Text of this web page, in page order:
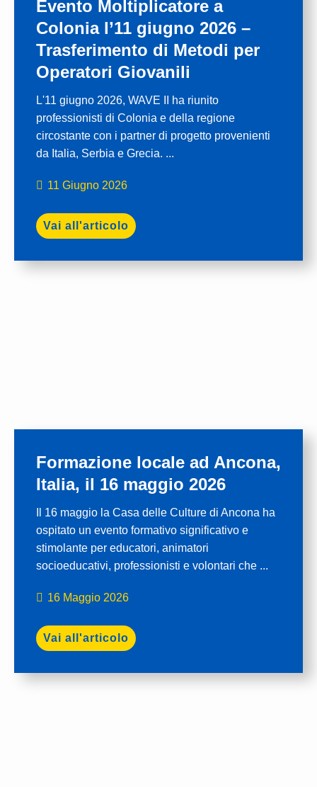
Evento Moltiplicatore a
Colonia l’11 giugno 2026 –
Trasferimento di Metodi per
Operatori Giovanili
L'11 giugno 2026, WAVE II ha riunito
professionisti di Colonia e della regione
circostante con i partner di progetto provenienti
da Italia, Serbia e Grecia. ...
11 Giugno 2026
Vai all'articolo
Formazione locale ad Ancona,
Italia, il 16 maggio 2026
Il 16 maggio la Casa delle Culture di Ancona ha
ospitato un evento formativo significativo e
stimolante per educatori, animatori
socioeducativi, professionisti e volontari che ...
16 Maggio 2026
Vai all'articolo